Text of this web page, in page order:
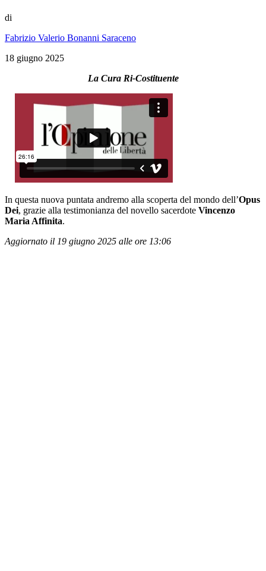
di
Fabrizio Valerio Bonanni Saraceno
18 giugno 2025
La Cura Ri-Costituente
In questa nuova puntata andremo alla scoperta del mondo dell’Opus
Dei, grazie alla testimonianza del novello sacerdote Vincenzo
Maria Affinita.
Aggiornato il 19 giugno 2025 alle ore 13:06